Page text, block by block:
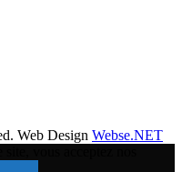
Web Design Webse.NET